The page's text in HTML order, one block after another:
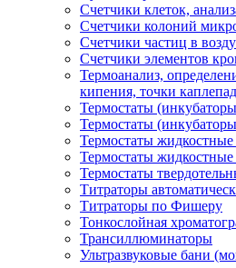
Счетчики клеток,
Счетчики колоний
Счетчики частиц в
Счетчики элементов
Термоанализ,
кипения, точки
Термостаты
Термостаты
Термостаты
Термостаты
Термостаты
Титраторы
Титраторы по Фишеру
Тонкослойная
Трансиллюминаторы
Ультразвуковые бани